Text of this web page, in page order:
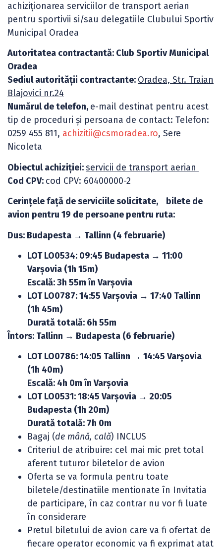
achiziţionarea serviciilor de transport aerian
pentru sportivii si/sau delegatiile Clubului Sportiv
Municipal Oradea
Autoritatea contractantă: Club Sportiv Municipal
Oradea
Sediul autorității contractante: Oradea, Str. Traian
Blajovici nr.24
Numărul de telefon, e-mail destinat pentru acest
tip de proceduri şi persoana de contact: Telefon:
0259 455 811, achizitii@csmoradea.ro, Sere
Nicoleta
Obiectul achiziției:servicii de transport aerian
Cod CPV: cod CPV: 60400000-2
Cerințele față de serviciile solicitate, bilete de
avion pentru 19 de persoane pentru ruta:
Dus: Budapesta → Tallinn (4 februarie)
LOT LO0534: 09:45 Budapesta → 11:00
Varșovia (1h 15m)
Escală: 3h 55m în Varșovia
LOT LO0787: 14:55 Varșovia → 17:40 Tallinn
(1h 45m)
Durată totală: 6h 55m
Întors: Tallinn → Budapesta (6 februarie)
LOT LO0786: 14:05 Tallinn → 14:45 Varșovia
(1h 40m)
Escală: 4h 0m în Varșovia
LOT LO0531: 18:45 Varșovia → 20:05
Budapesta (1h 20m)
Durată totală: 7h 0m
Bagaj (de mână, cală) INCLUS
Criteriul de atribuire: cel mai mic pret total
aferent tuturor biletelor de avion
Oferta se va formula pentru toate
biletele/destinatiile mentionate în Invitatia
de participare, în caz contrar nu vor fi luate
în considerare
Pretul biletului de avion care va fi ofertat de
fiecare operator economic va fi exprimat atat